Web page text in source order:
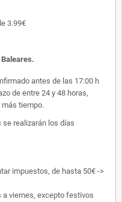
3.99€
.
antes de las 17:00 h
de entre 24 y 48 horas,
más tiempo.
se realizarán los días
impuestos, de hasta 50€ ->
viernes, excepto festivos